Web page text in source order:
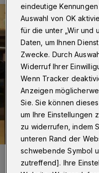
Die Aufgabe an die
eindeutige
Auswahl von OK
für die unter „Wir und
Daten, um Ihnen
Zwecke. Durch
Widerruf Ihrer
Wenn Tracker
Anzeigen
Sie. Sie können
um Ihre Einstellungen
zu widerrufen, indem
unteren Rand der
schwebende Symbol
zutreffend]. Ihre